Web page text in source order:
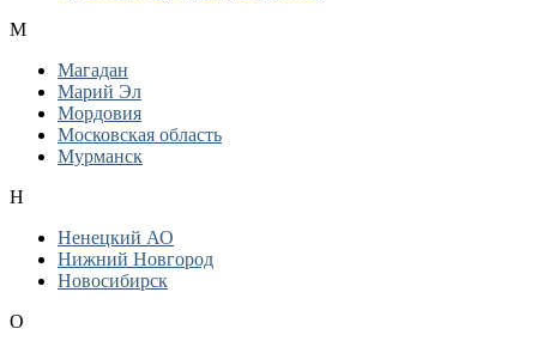
М
Магадан
Марий Эл
Мордовия
Московская область
Мурманск
Н
Ненецкий АО
Нижний Новгород
Новосибирск
О